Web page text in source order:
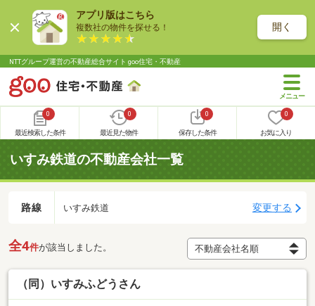
アプリ版はこちら
複数社の物件を探せる！ 開く
NTTグループ運営の不動産総合サイト goo住宅・不動産
0
最近検索した条件
0
最近見た物件
0
保存した条件
0
お気に入り
いすみ鉄道の不動産会社一覧
路線 いすみ鉄道 変更する
全4件が該当しました。
（同）いすみふどうさん